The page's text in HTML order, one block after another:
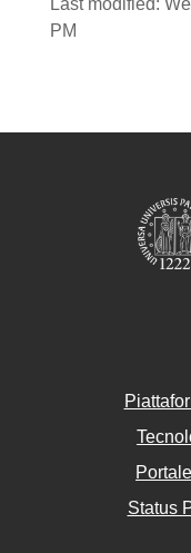
PM
Status